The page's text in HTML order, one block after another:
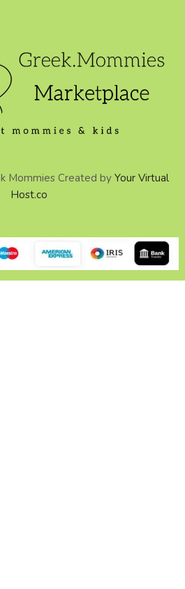
Mommies Created by Your Virtual
Host.co